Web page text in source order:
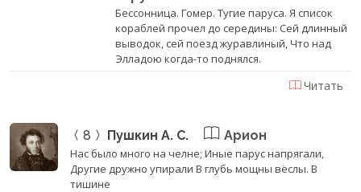
Бессонница. Гомер. Тугие паруса. Я список
кораблей прочел до середины: Сей длинный
выводок, сей поезд журавлиный, Что над
Элладою когда-то поднялся.
Читать
8 Пушкин А. С. Арион
Нас было много на челне; Иные парус напрягали,
Другие дружно упирали В глубь мощны вёслы. В
тишине